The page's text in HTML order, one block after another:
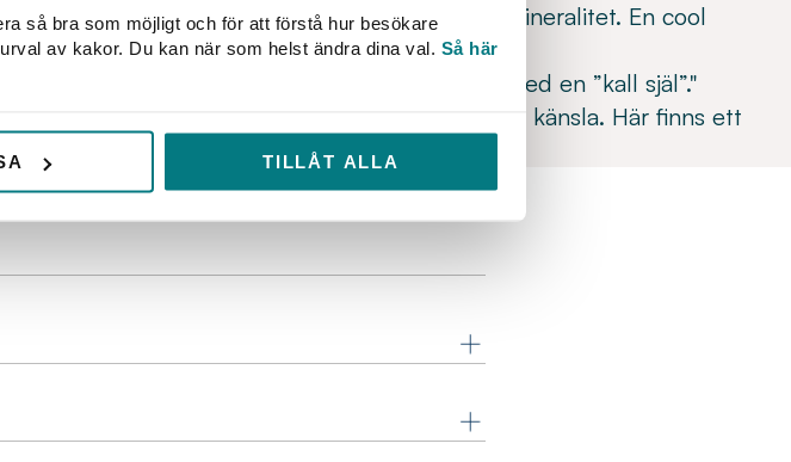
så bra som möjligt och för att förstå hur besökare
av kakor. Du kan när som helst ändra dina val. Så här
TILLÅT ALLA
Vindelns kommun: "Ett vatten med en krispig mineralitet. En cool
törstsläckare."
: "Törstsläckande ”vill-ha-vatten” med en ”kall själ”."
: "Ett coolt vatten med sprudlande känsla. Här finns ett
riktigt bett!"